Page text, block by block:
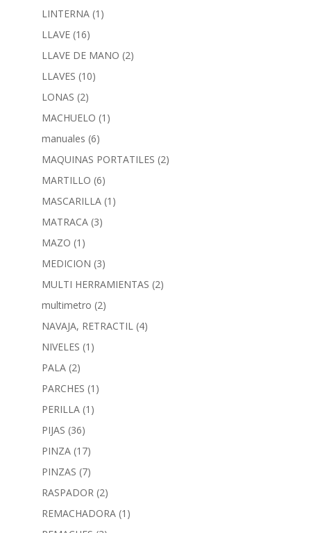
LINTERNA (1)
LLAVE (16)
LLAVE DE MANO (2)
LLAVES (10)
LONAS (2)
MACHUELO (1)
manuales (6)
MAQUINAS PORTATILES (2)
MARTILLO (6)
MASCARILLA (1)
MATRACA (3)
MAZO (1)
MEDICION (3)
MULTI HERRAMIENTAS (2)
multimetro (2)
NAVAJA, RETRACTIL (4)
NIVELES (1)
PALA (2)
PARCHES (1)
PERILLA (1)
PIJAS (36)
PINZA (17)
PINZAS (7)
RASPADOR (2)
REMACHADORA (1)